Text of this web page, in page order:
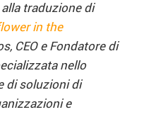
traduzione di
in the
CEO e Fondatore di
nello
di soluzioni di
e